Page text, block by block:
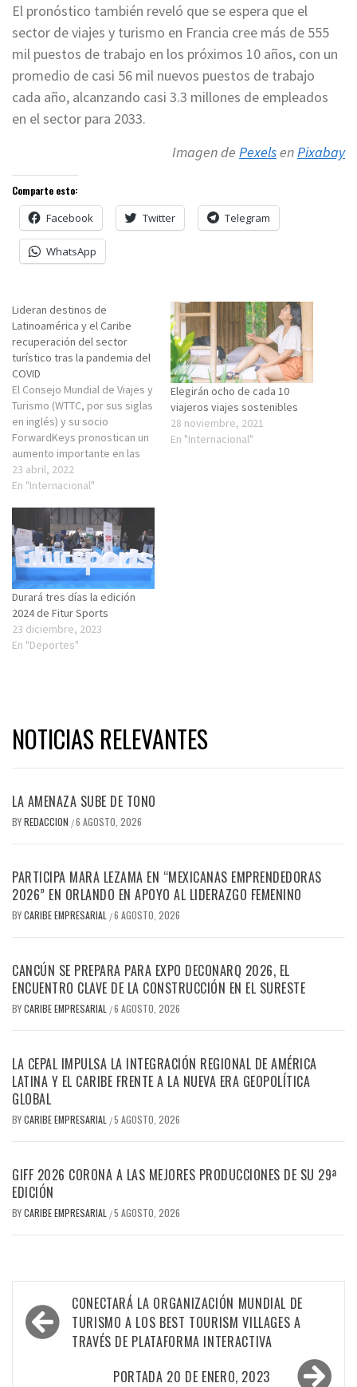
El pronóstico también reveló que se espera que el
sector de viajes y turismo en Francia cree más de 555
mil puestos de trabajo en los próximos 10 años, con un
promedio de casi 56 mil nuevos puestos de trabajo
cada año, alcanzando casi 3.3 millones de empleados
en el sector para 2033.
Imagen de PexelsenPixabay
Comparte esto:
Facebook Twitter Telegram
WhatsApp
Lideran destinos de
Latinoamérica y el Caribe
recuperación del sector
turístico tras la pandemia del
COVID
El Consejo Mundial de Viajes y
Turismo (WTTC, por sus siglas
en inglés) y su socio
ForwardKeys pronostican un
aumento importante en las
reservas de vuelos
internacionales a nivel
despegan los viajes
internacionales. En el marco
de la Cumbre Global 21 del
WTTC, que se llevó…
23 abril, 2022
En "Internacional"
Elegirán ocho de cada 10
viajeros viajes sostenibles
28 noviembre, 2021
En "Internacional"
Durará tres días la edición
2024 de Fitur Sports
23 diciembre, 2023
En "Deportes"
NOTICIAS RELEVANTES
LA AMENAZA SUBE DE TONO
BYREDACCION /6 AGOSTO, 2026
PARTICIPA MARA LEZAMA EN “MEXICANAS EMPRENDEDORAS
2026” EN ORLANDO EN APOYO AL LIDERAZGO FEMENINO
BYCARIBE EMPRESARIAL /6 AGOSTO, 2026
CANCÚN SE PREPARA PARA EXPO DECONARQ 2026, EL
ENCUENTRO CLAVE DE LA CONSTRUCCIÓN EN EL SURESTE
BYCARIBE EMPRESARIAL /6 AGOSTO, 2026
LA CEPAL IMPULSA LA INTEGRACIÓN REGIONAL DE AMÉRICA
LATINA Y EL CARIBE FRENTE A LA NUEVA ERA GEOPOLÍTICA
GLOBAL
BYCARIBE EMPRESARIAL /5 AGOSTO, 2026
GIFF 2026 CORONA A LAS MEJORES PRODUCCIONES DE SU 29ª
EDICIÓN
BYCARIBE EMPRESARIAL /5 AGOSTO, 2026
Navegación
de
entradas
CONECTARÁ LA ORGANIZACIÓN MUNDIAL DE
TURISMO A LOS BEST TOURISM VILLAGES A
TRAVÉS DE PLATAFORMA INTERACTIVA
PORTADA 20 DE ENERO, 2023